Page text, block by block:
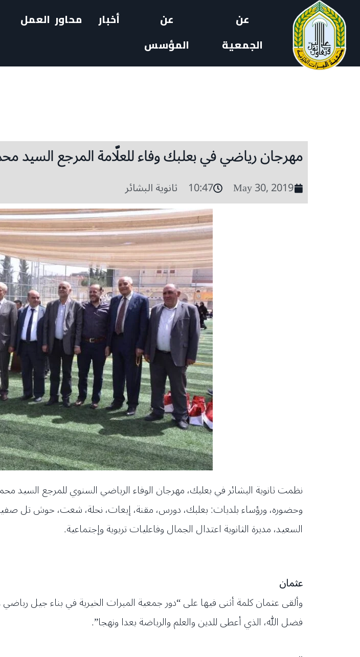
عن
الجمعية
عن
المؤسس
أخبار محاور العمل
مهرجان رياضي في بعلبك وفاء للعلّامة المرجع
May 30, 2019
10:47 ثانوية البشائر
نظمت ثانوية البشائر في بعلبك، مهرجان الوفاء الرياضي السنوي للمرجع
وحضوره، ورؤساء بلديات: بعلبك، دورس، مقنة، إيعات، نحلة، شعت، حوش تل
السعيد، مديرة الثانوية اعتدال الجمال وفاعليات تربوية وإجتماعية.
عثمان
وألقى عثمان كلمة أثنى فيها على “دور جمعية المبرات الخيرية في بناء جيل
فضل الله، الذي أعطى للدين والعلم والرياضة بعدا ونهجا”.